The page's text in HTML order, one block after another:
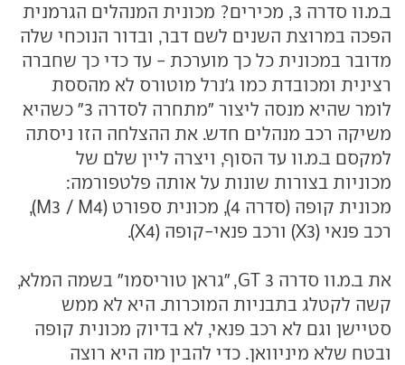
ב.מ.וו סדרה 3, מכירים? מכונית המנהלים הגרמנית
הפכה במרוצת השנים לשם דבר, ובדור הנוכחי שלה
מדובר במכונית כל כך מוערכת - עד כדי כך שחברה
רצינית ומכובדת כמו ג'נרל מוטורס לא מהססת
לומר שהיא מנסה ליצור "מתחרה לסדרה 3" כשהיא
משיקה רכב מנהלים חדש. את ההצלחה הזו ניסתה
למקסם ב.מ.וו עד הסוף, ויצרה ליין שלם של
מכוניות בצורות שונות על אותה פלטפורמה:
מכונית קופה (סדרה 4), מכונית ספורט (M3 / M4),
רכב פנאי (X3) ורכב פנאי-קופה (X4).
את ב.מ.וו סדרה 3 GT, "גראן טוריסמו" בשמה המלא,
קשה לקטלג בתבניות המוכרות. היא לא ממש
סטיישן וגם לא רכב פנאי, לא בדיוק מכונית קופה
ובטח שלא מיניוואן. כדי להבין מה היא רוצה